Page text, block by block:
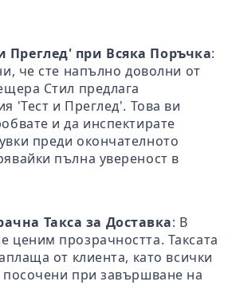
Преглед' при Всяка Поръчка:
че сте напълно доволни от
Стил предлага
'Тест и Преглед'. Това ви
и да инспектирате
преди окончателното
пълна увереност в
Такса за Доставка: В
ценим прозрачността. Таксата
от клиента, като всички
посочени при завършване на